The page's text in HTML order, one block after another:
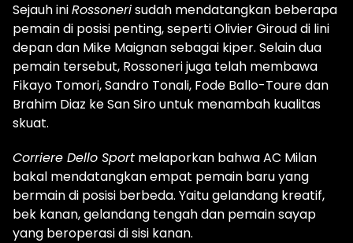
Sejauh iniRossonerisudah mendatangkan beberapa
pemain di posisi penting, seperti Olivier Giroud di lini
depan dan Mike Maignan sebagai kiper. Selain dua
pemain tersebut, Rossoneri juga telah membawa
Fikayo Tomori, Sandro Tonali, Fode Ballo-Toure dan
Brahim Diaz ke San Siro untuk menambah kualitas
skuat.
Corriere Dello Sport melaporkan bahwa AC Milan
bakal mendatangkan empat pemain baru yang
bermain di posisi berbeda. Yaitu gelandang kreatif,
bek kanan, gelandang tengah dan pemain sayap
yang beroperasi di sisi kanan.